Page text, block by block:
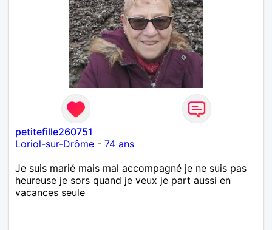
petitefille260751
Loriol-sur-Drôme - 74 ans
Je suis marié mais mal accompagné je ne suis pas
heureuse je sors quand je veux je part aussi en
vacances seule